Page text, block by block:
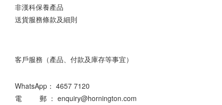
非漢科保養產品
送貨服務條款及細則
客戶服務（產品、付款及庫存等事宜）
WhatsApp： 4657 7120
電 郵 ： enquiry@hornington.com